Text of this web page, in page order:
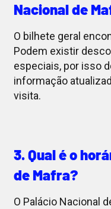
Nacional de
O bilhete geral
Podem existir
especiais, por isso
informação
visita.
3. Qual é o
de Mafra?
O Palácio Nacional